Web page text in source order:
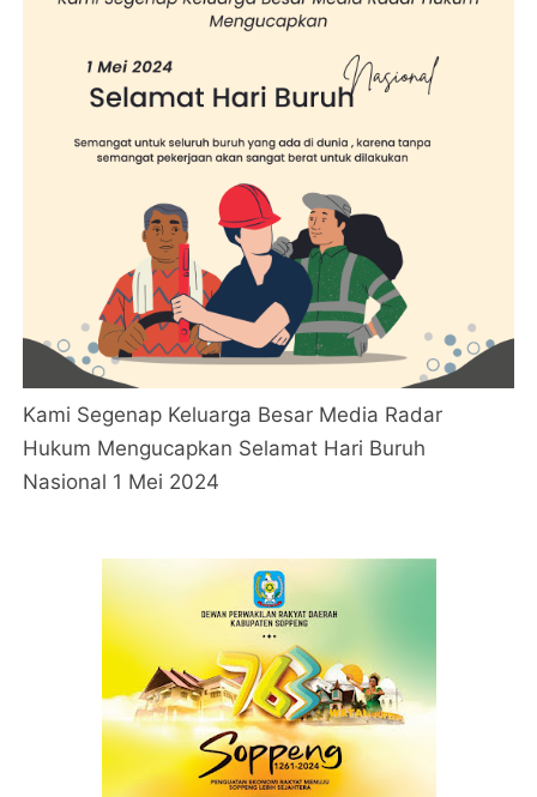
Kami Segenap Keluarga Besar Media Radar
Hukum Mengucapkan Selamat Hari Buruh
Nasional 1 Mei 2024